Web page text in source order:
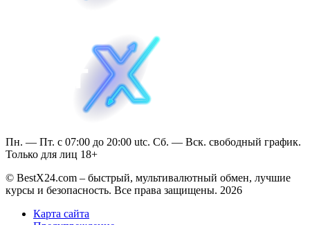
Пн. — Пт. с 07:00 до 20:00 utc. Сб. — Вск. свободный график.
Только для лиц 18+
© BestX24.com – быстрый, мультивалютный обмен, лучшие
курсы и безопасность. Все права защищены. 2026
Карта сайта